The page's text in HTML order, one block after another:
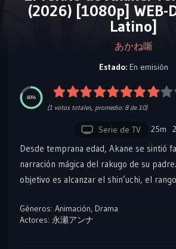
(2026) [1080p] WEB-
Latino]
あかね噺
Estado: En emisión
80%
(1 votos totales, promedio: 8de 10)
Serie de TV 25m
Desde temprana edad, Akane se sintió
narración mágica del rakugo de su
objetivo es alcanzar el shin’uchi, el
de primera clase, Akane deberá
pruebas para alcanzar su objetivo… ¡Aquí
Géneros: Animación, Drama
Actores: 永瀬アンナ